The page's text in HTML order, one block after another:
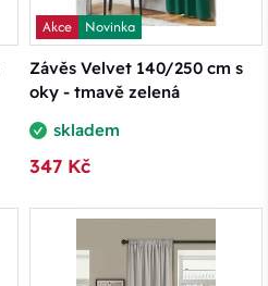
Akce
Novinka
Závěs Velvet 140/250 cm s
oky - tmavě zelená
skladem
347 Kč